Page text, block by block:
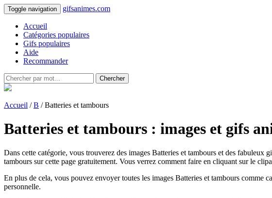
Toggle navigation gifsanimes.com
Accueil
Catégories populaires
Gifs populaires
Aide
Recommander
Chercher
Accueil /B / Batteries et tambours
Batteries et tambours : images et gifs
Dans cette catégorie, vous trouverez des images Batteries et tambours et des
tambours sur cette page gratuitement. Vous verrez comment faire en cliquant sur le
En plus de cela, vous pouvez envoyer toutes les images Batteries et tambours
personnelle.